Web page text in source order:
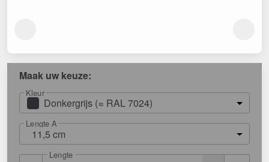
Maak uw keuze:
Kleur
Donkergrijs (≈ RAL 7024)
Lengte A
11,5 cm
Lengte